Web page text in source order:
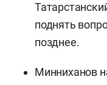
поднять
позднее.
Минниханов